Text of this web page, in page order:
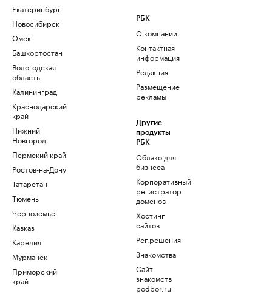
Екатеринбург
Новосибирск
Омск
Башкортостан
Вологодская
область
Калининград
Краснодарский
край
Нижний
Новгород
Пермский край
Ростов-на-Дону
Татарстан
Тюмень
Черноземье
Кавказ
Карелия
Мурманск
Приморский
край
РБК
О компании
Контактная
информация
Редакция
Размещение
рекламы
Другие
продукты
РБК
Облако для
бизнеса
Корпоративный
регистратор
доменов
Хостинг
сайтов
Рег.решения
Знакомства
Сайт
знакомств
podbor.ru